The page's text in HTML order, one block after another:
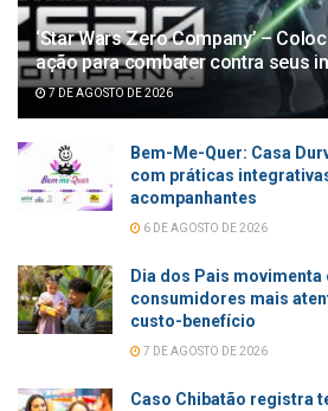
‘Star Wars Zero Company’ –
ação para combater contra seus
7 DE AGOSTO DE 2026
Bem-Me-Quer: Casa
com práticas
acompanhantes
6 DE AGOSTO DE 2026
Dia dos Pais movimenta
consumidores mais
custo-benefício
7 DE AGOSTO DE 2026
Caso Chibatão registra